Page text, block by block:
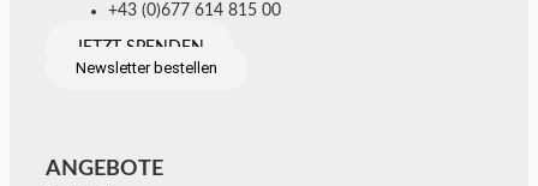
+43 (0)677 614 815 00
JETZT SPENDEN
Newsletter bestellen
ANGEBOTE